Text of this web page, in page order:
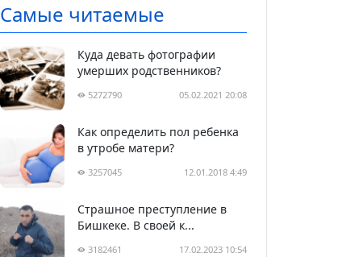
Самые читаемые
Куда девать фотографии
умерших родственников?
5272790 05.02.2021 20:08
Как определить пол ребенка
в утробе матери?
3257045 12.01.2018 4:49
Страшное преступление в
Бишкеке. В своей к...
3182461 17.02.2023 10:54